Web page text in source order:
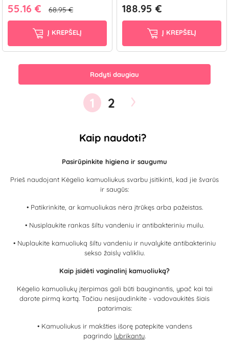
55.16 € 68.95 €
Į KREPŠELĮ
188.95 €
Į KREPŠELĮ
Rodyti daugiau
1 2 ›
Kaip naudoti?
Pasirūpinkite higiena ir saugumu
Prieš naudojant Kėgelio kamuoliukus svarbu įsitikinti, kad jie švarūs
ir saugūs:
• Patikrinkite, ar kamuoliukas nėra įtrūkęs arba pažeistas.
• Nusiplaukite rankas šiltu vandeniu ir antibakteriniu muilu.
• Nuplaukite kamuoliuką šiltu vandeniu ir nuvalykite antibakteriniu
sekso žaislų valikliu.
Kaip įsidėti vaginalinį kamuoliuką?
Kėgelio kamuoliukų įterpimas gali būti bauginantis, ypač kai tai
darote pirmą kartą. Tačiau nesijaudinkite - vadovaukitės šiais
patarimais:
• Kamuoliukus ir makšties išorę patepkite vandens
pagrindo lubrikantu.